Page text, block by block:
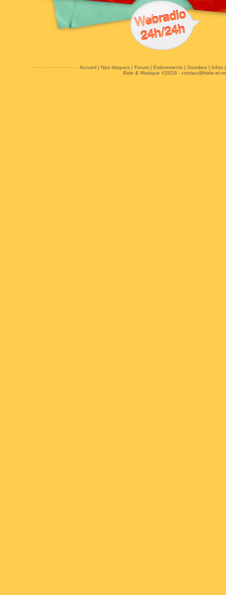
Accueil| Nos disques| Forum| Evénements| Goodies| Infos
Bide & Musique ©2026 - contact@bide-et-